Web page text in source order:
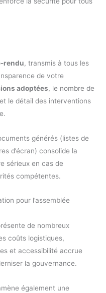
rendu, transmis à tous les
de votre
adoptées, le nombre de
le détail des interventions
générés (listes de
d’écran) consolide la
sérieux en cas de
compétentes.
pour l’assemblée
de nombreux
coûts logistiques,
et accessibilité accrue
la gouvernance.
également une